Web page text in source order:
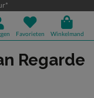
Favorieten Winkelmand
Regarde